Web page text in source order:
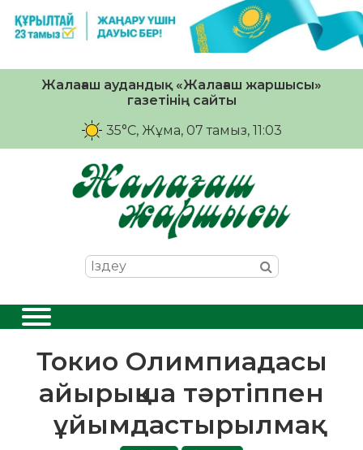
Жалағаш аудандық «Жалағаш жаршысы»
газетінің сайты
35°C, Жұма, 07 тамыз, 11:03
Токио Олимпиадасы
айырықша тәртіппен
ұйымдастырылмақ